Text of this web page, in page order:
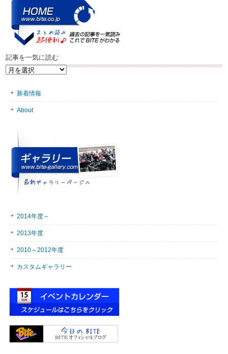
記事を一気に読む
記
新着情報
About
2014年度～
2013年度
2010～2012年度
カスタムギャラリー